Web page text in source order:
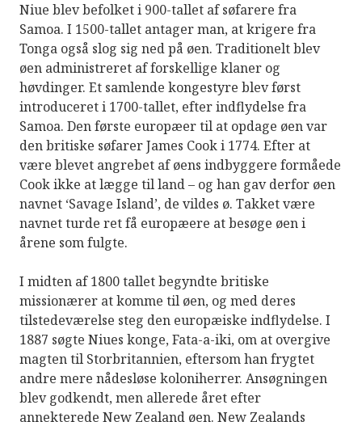
Niue blev befolket i 900-tallet af søfarere fra
Samoa. I 1500-tallet antager man, at krigere fra
Tonga også slog sig ned på øen. Traditionelt blev
øen administreret af forskellige klaner og
høvdinger. Et samlende kongestyre blev først
introduceret i 1700-tallet, efter indflydelse fra
Samoa. Den første europæer til at opdage øen var
den britiske søfarer James Cook i 1774. Efter at
være blevet angrebet af øens indbyggere formåede
Cook ikke at lægge til land – og han gav derfor øen
navnet ‘Savage Island’, de vildes ø. Takket være
navnet turde ret få europæere at besøge øen i
årene som fulgte.
I midten af 1800 tallet begyndte britiske
missionærer at komme til øen, og med deres
tilstedeværelse steg den europæiske indflydelse. I
1887 søgte Niues konge, Fata-a-iki, om at overgive
magten til Storbritannien, eftersom han frygtet
andre mere nådesløse koloniherrer. Ansøgningen
blev godkendt, men allerede året efter
annekterede New Zealand øen. New Zealands